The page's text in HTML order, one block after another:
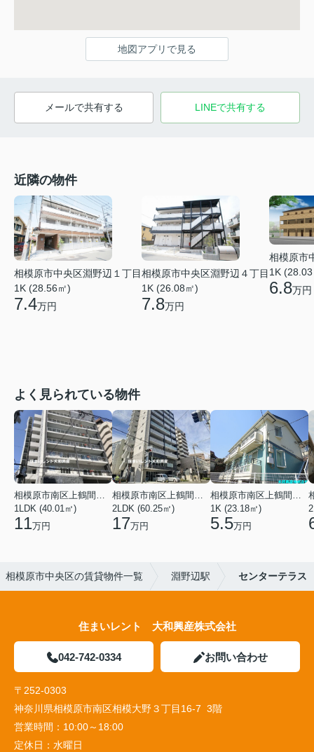
地図アプリで見る
メールで共有する LINEで共有する
近隣の物件
相模原市中央区淵野辺１丁目
1K (28.56㎡)
7.4万円
相模原市中央区淵野辺４丁目
1K (26.08㎡)
7.8万円
相模原市
1K
6.8万円
よく見られている物件
相模原市南区上鶴間本町３丁目
1LDK (40.01㎡)
11万円
相模原市南区上鶴間本町３丁目
2LDK (60.25㎡)
17万円
相模原市南区上鶴間本町２丁目
1K (23.18㎡)
5.5万円
相模原市中央区の賃貸物件一覧 淵野辺駅 センターテラス
住まいレント 大和興産株式会社
042-742-0334 お問い合わせ
〒252-0303
神奈川県相模原市南区相模大野３丁目16-7 3階
営業時間： 10:00～18:00
定休日： 水曜日